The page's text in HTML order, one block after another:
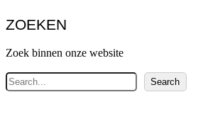
ZOEKEN
Zoek binnen onze website
Z
o
Search